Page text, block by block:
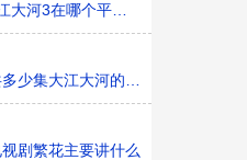
大河3在哪个平台播
少集大江大河的东海是哪里
剧繁花主要讲什么